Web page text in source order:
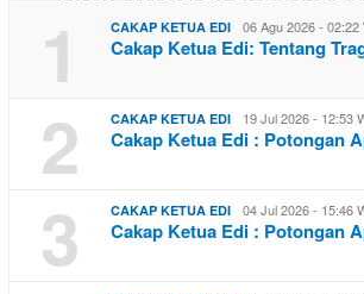
1 CAKAP KETUA EDI 06 Agu 2026 - 02:22
Cakap Ketua Edi: Tentang
2 CAKAP KETUA EDI 19 Jul 2026 - 12:53
Cakap Ketua Edi : Potongan
3 CAKAP KETUA EDI 04 Jul 2026 - 15:46
Cakap Ketua Edi : Potongan